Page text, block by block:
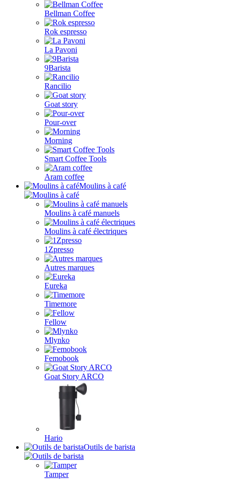
Bellman Coffee
Rok espresso
La Pavoni
9Barista
Rancilio
Goat story
Pour-over
Morning
Smart Coffee Tools
Aram coffee
Moulins à café
Moulins à café manuels
Moulins à café électriques
1Zpresso
Autres marques
Eureka
Timemore
Fellow
Mlynko
Femobook
Goat Story ARCO
Hario
Outils de barista
Tamper